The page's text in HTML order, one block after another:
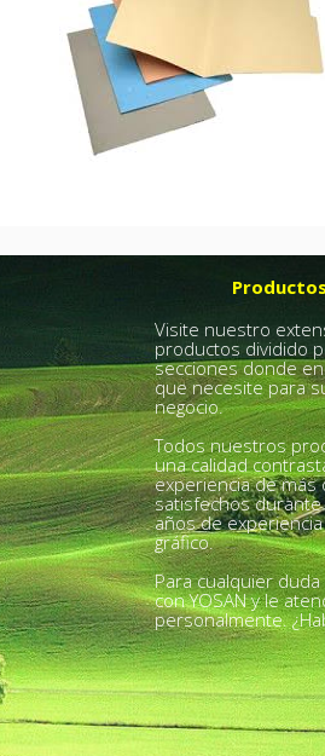
Visite nuestro
productos dividido
secciones donde
que necesite para
negocio.
Todos nuestros
una calidad
experiencia de más
satisfechos
años de
gráfico.
Para cualquier
con YOSAN y le
personalmente.